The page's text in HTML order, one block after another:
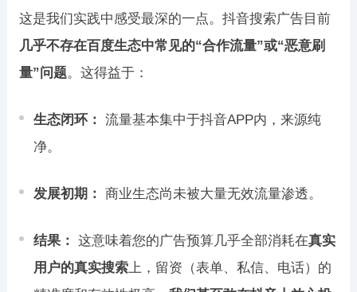
这是我们实践中感受最深的一点。抖音搜索广告目前
几乎不存在百度生态中常见的“合作流量”或“恶意刷
量”问题。这得益于：
生态闭环： 流量基本集中于抖音APP内，来源纯
净。
发展初期： 商业生态尚未被大量无效流量渗透。
结果： 这意味着您的广告预算几乎全部消耗在真实
用户的真实搜索上，留资（表单、私信、电话）的